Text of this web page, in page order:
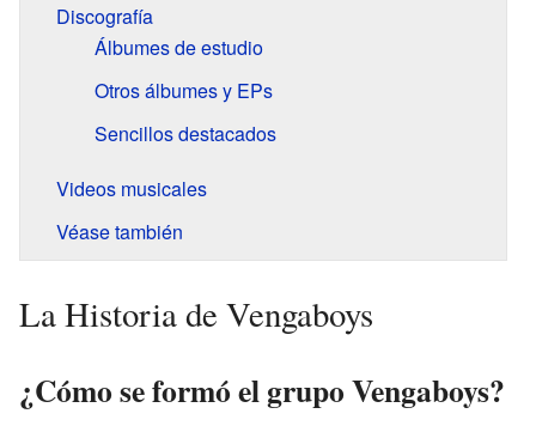
Discografía
Álbumes de estudio
Otros álbumes y EPs
Sencillos destacados
Videos musicales
Véase también
La Historia de Vengaboys
¿Cómo se formó el grupo Vengaboys?